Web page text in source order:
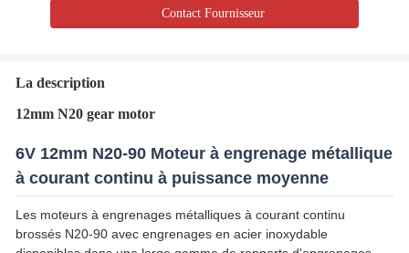
Contact Fournisseur
La description
12mm N20 gear motor
6V 12mm N20-90 Moteur à engrenage métallique
à courant continu à puissance moyenne
Les moteurs à engrenages métalliques à courant continu
brossés N20-90 avec engrenages en acier inoxydable